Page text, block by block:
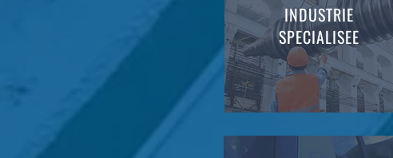
INDUSTRIE
SPECIALISEE